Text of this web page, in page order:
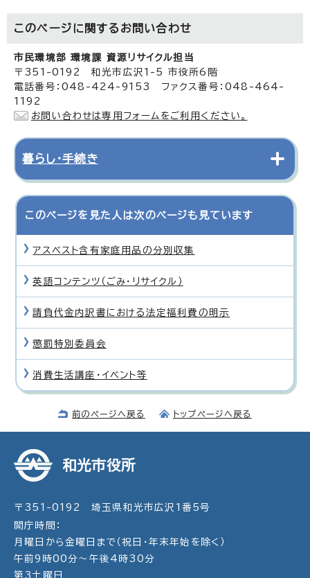
このページに関する お問い合わせ
市民環境部 環境課 資源リサイクル担当
〒351-0192 和光市広沢1-5 市役所6階
電話番号：048-424-9153 ファクス番号：048-464-
1192
お問い合わせは専用フォームをご利用ください。
暮らし・手続き
このページを見た人は次のページも見ています
アスベスト含有家庭用品の分別収集
英語コンテンツ（ごみ・リサイクル）
請負代金内訳書における法定福利費の明示
懲罰特別委員会
消費生活講座・イベント等
前のページへ戻る トップページへ戻る
和光市役所
〒351-0192 埼玉県和光市広沢1番5号
開庁時間：
月曜日から金曜日まで（祝日・年末年始を除く）
午前9時00分～午後4時30分
第3土曜日